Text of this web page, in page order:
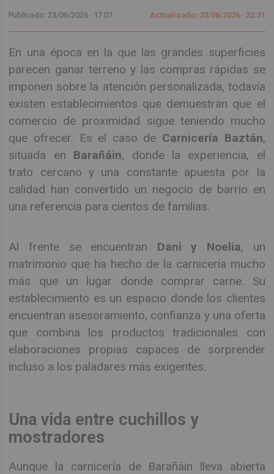
Publicado: 23/06/2026 · 17:07 Actualizado: 23/06/2026 · 22:31
En una época en la que las grandes superficies
parecen ganar terreno y las compras rápidas se
imponen sobre la atención personalizada, todavía
existen establecimientos que demuestran que el
comercio de proximidad sigue teniendo mucho
que ofrecer. Es el caso de Carnicería Baztán,
situada en Barañáin, donde la experiencia, el
trato cercano y una constante apuesta por la
calidad han convertido un negocio de barrio en
una referencia para cientos de familias.
Al frente se encuentran Dani y Noelia, un
matrimonio que ha hecho de la carnicería mucho
más que un lugar donde comprar carne. Su
establecimiento es un espacio donde los clientes
encuentran asesoramiento, confianza y una oferta
que combina los productos tradicionales con
elaboraciones propias capaces de sorprender
incluso a los paladares más exigentes.
Una vida entre cuchillos y
mostradores
Aunque la carnicería de Barañáin lleva abierta